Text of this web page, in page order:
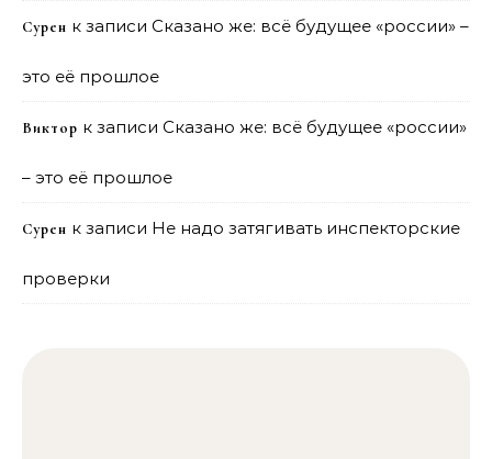
Сурен к записи Сказано же: всё будущее «россии» –
это её прошлое
Виктор к записи Сказано же: всё будущее «россии»
– это её прошлое
Сурен к записи Не надо затягивать инспекторские
проверки